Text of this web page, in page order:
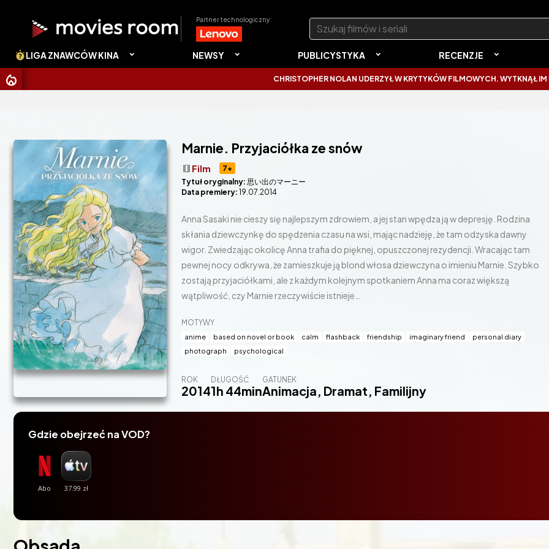
Partner technologiczny: Szukaj:
LIGA ZNAWCÓW KINA NEWSY PUBLICYSTYKA RECENZJE
CHRISTOPHER NOLAN UDERZYŁ W KRYTYKÓW FILMOWYCH. WYTKNĄŁ IM
Marnie. Przyjaciółka ze snów
7+
theaters Film
Tytuł oryginalny: 思い出のマーニー
Data premiery: 19.07.2014
Anna Sasaki nie cieszy się najlepszym zdrowiem, a jej stan wpędza ją w depresję. Rodzina
skłania dziewczynkę do spędzenia czasu na wsi, mając nadzieję, że tam odzyska dawny
wigor. Zwiedzając okolicę Anna trafia do pięknej, opuszczonej rezydencji. Wracając tam
pewnej nocy odkrywa, że zamieszkuje ją blond włosa dziewczyna o imieniu Marnie. Szybko
zostają przyjaciółkami, ale z każdym kolejnym spotkaniem Anna ma coraz większą
wątpliwość, czy Marnie rzeczywiście istnieje…
MOTYWY
anime based on novel or book calm flashback friendship imaginary friend
personal diary
photograph
psychological
ROK
2014
DŁUGOŚĆ
1h 44min
GATUNEK
Animacja, Dramat, Familijny
Gdzie obejrzeć na VOD?